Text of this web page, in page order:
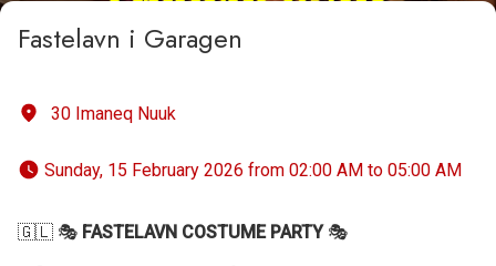
Fastelavn i Garagen
30 Imaneq Nuuk
Sunday, 15 February 2026 from 02:00 AM to 05:00 AM
🇬🇱 🎭 FASTELAVN COSTUME PARTY 🎭